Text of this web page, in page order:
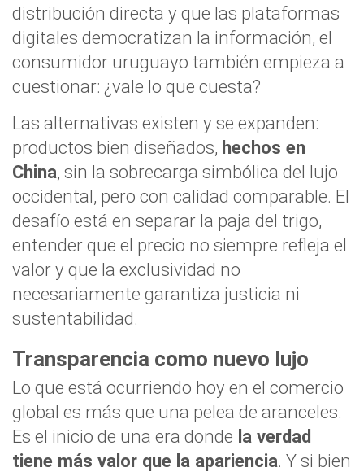
distribución directa y que las plataformas
digitales democratizan la información, el
consumidor uruguayo también empieza a
cuestionar: ¿vale lo que cuesta?
Las alternativas existen y se expanden:
productos bien diseñados, hechos en
China, sin la sobrecarga simbólica del lujo
occidental, pero con calidad comparable. El
desafío está en separar la paja del trigo,
entender que el precio no siempre refleja el
valor y que la exclusividad no
necesariamente garantiza justicia ni
sustentabilidad.
Transparencia como nuevo lujo
Lo que está ocurriendo hoy en el comercio
global es más que una pelea de aranceles.
Es el inicio de una era donde la verdad
tiene más valor que la apariencia. Y si bien